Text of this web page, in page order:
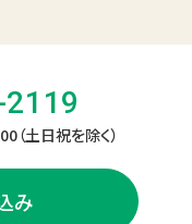
土日祝を除く）
み